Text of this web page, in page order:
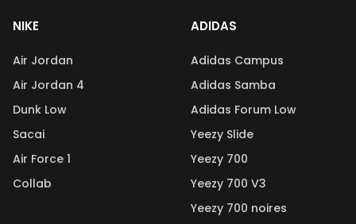
NIKE
Air Jordan
Air Jordan 4
Dunk Low
Sacai
Air Force 1
Collab
ADIDAS
Adidas Campus
Adidas Samba
Adidas Forum Low
Yeezy Slide
Yeezy 700
Yeezy 700 V3
Yeezy 700 noires